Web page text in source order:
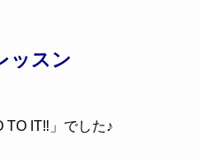
ッスン
TO IT‼︎ 」でした♪